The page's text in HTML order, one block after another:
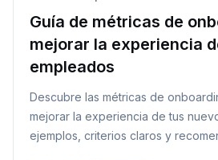
Guía de métricas de
mejorar la experiencia
empleados
Descubre las métricas de
mejorar la experiencia de tus
ejemplos, criterios claros y